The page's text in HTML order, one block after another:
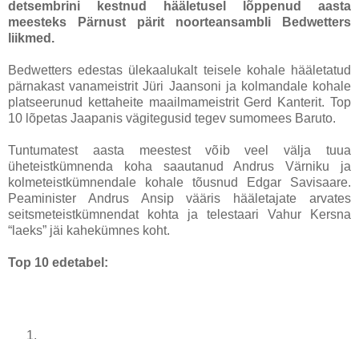
detsembrini kestnud hääletusel lõppenud aasta
meesteks Pärnust pärit noorteansambli Bedwetters
liikmed.
Bedwetters edestas ülekaalukalt teisele kohale hääletatud
pärnakast vanameistrit Jüri Jaansoni ja kolmandale kohale
platseerunud kettaheite maailmameistrit Gerd Kanterit. Top
10 lõpetas Jaapanis vägitegusid tegev sumomees Baruto.
Tuntumatest aasta meestest võib veel välja tuua
üheteistkümnenda koha saautanud Andrus Värniku ja
kolmeteistkümnendale kohale tõusnud Edgar Savisaare.
Peaminister Andrus Ansip vääris hääletajate arvates
seitsmeteistkümnendat kohta ja telestaari Vahur Kersna
“laeks” jäi kahekümnes koht.
Top 10 edetabel: